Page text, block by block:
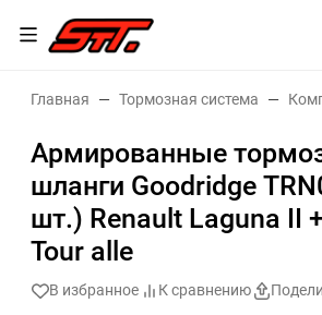
Главная Тормозная система
Армированные
шланги Goodridge
шт.) Renault Laguna II
Tour alle
В избранное К сравнению